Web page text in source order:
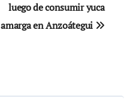
luego de consumir yuca
amarga en Anzoátegui